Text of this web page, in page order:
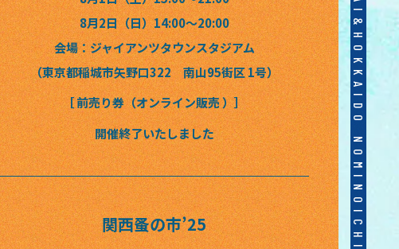
8月2日（日）14:00〜20:00
会場：ジャイアンツタウンスタジアム
（東京都稲城市矢野口322 南山95街区 1号）
［ 前売り券（オンライン販売 ）］
開催終了いたしました
関西蚤の市’25